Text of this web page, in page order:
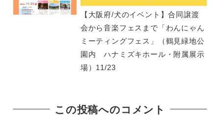
【大阪府/犬のイベント】合同譲渡
会から音楽フェスまで「わんにゃん
ミーティングフェス」（鶴見緑地公
園内 ハナミズキホール・附属展示
場）11/23
この投稿へのコメント